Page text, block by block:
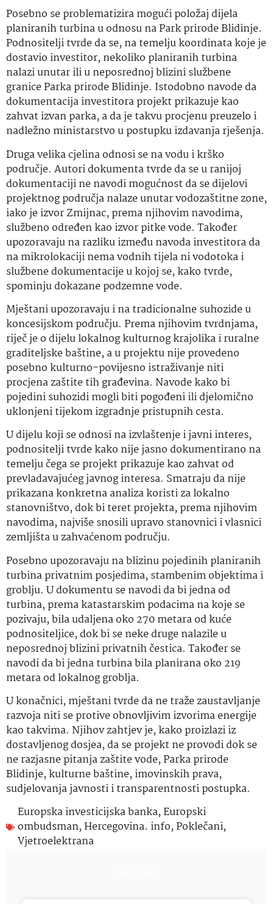
Posebno se problematizira mogući položaj dijela
planiranih turbina u odnosu na Park prirode Blidinje.
Podnositelji tvrde da se, na temelju koordinata koje je
dostavio investitor, nekoliko planiranih turbina
nalazi unutar ili u neposrednoj blizini službene
granice Parka prirode Blidinje. Istodobno navode da
dokumentacija investitora projekt prikazuje kao
zahvat izvan parka, a da je takvu procjenu preuzelo i
nadležno ministarstvo u postupku izdavanja rješenja.
Druga velika cjelina odnosi se na vodu i krško
područje. Autori dokumenta tvrde da se u ranijoj
dokumentaciji ne navodi mogućnost da se dijelovi
projektnog područja nalaze unutar vodozaštitne zone,
iako je izvor Zmijnac, prema njihovim navodima,
službeno određen kao izvor pitke vode. Također
upozoravaju na razliku između navoda investitora da
na mikrolokaciji nema vodnih tijela ni vodotoka i
službene dokumentacije u kojoj se, kako tvrde,
spominju dokazane podzemne vode.
Mještani upozoravaju i na tradicionalne suhozide u
koncesijskom području. Prema njihovim tvrdnjama,
riječ je o dijelu lokalnog kulturnog krajolika i ruralne
graditeljske baštine, a u projektu nije provedeno
posebno kulturno-povijesno istraživanje niti
procjena zaštite tih građevina. Navode kako bi
pojedini suhozidi mogli biti pogođeni ili djelomično
uklonjeni tijekom izgradnje pristupnih cesta.
U dijelu koji se odnosi na izvlaštenje i javni interes,
podnositelji tvrde kako nije jasno dokumentirano na
temelju čega se projekt prikazuje kao zahvat od
prevladavajućeg javnog interesa. Smatraju da nije
prikazana konkretna analiza koristi za lokalno
stanovništvo, dok bi teret projekta, prema njihovim
navodima, najviše snosili upravo stanovnici i vlasnici
zemljišta u zahvaćenom području.
Posebno upozoravaju na blizinu pojedinih planiranih
turbina privatnim posjedima, stambenim objektima i
groblju. U dokumentu se navodi da bi jedna od
turbina, prema katastarskim podacima na koje se
pozivaju, bila udaljena oko 270 metara od kuće
podnositeljice, dok bi se neke druge nalazile u
neposrednoj blizini privatnih čestica. Također se
navodi da bi jedna turbina bila planirana oko 219
metara od lokalnog groblja.
U konačnici, mještani tvrde da ne traže zaustavljanje
razvoja niti se protive obnovljivim izvorima energije
kao takvima. Njihov zahtjev je, kako proizlazi iz
dostavljenog dosjea, da se projekt ne provodi dok se
ne razjasne pitanja zaštite vode, Parka prirode
Blidinje, kulturne baštine, imovinskih prava,
sudjelovanja javnosti i transparentnosti postupka.
Europska investicijska banka,Europski
ombudsman,Hercegovina. info,Poklečani,
Vjetroelektrana